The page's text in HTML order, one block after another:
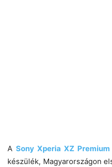
A Sony Xperia XZ Premium
készülék, Magyarországon